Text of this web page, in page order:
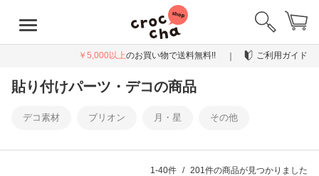
￥5,000以上のお買い物で送料無料!! ご利用ガイド
貼り付けパーツ・デコの商品
デコ素材 ブリオン 月・星 その他
1-40件 201件の商品が見つかりました